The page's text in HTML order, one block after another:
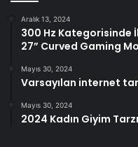
Aralık 13, 2024
300 Hz Kategorisinde
27” Curved Gaming
Mayıs 30, 2024
Varsayılan internet
Mayıs 30, 2024
2024 Kadın Giyim